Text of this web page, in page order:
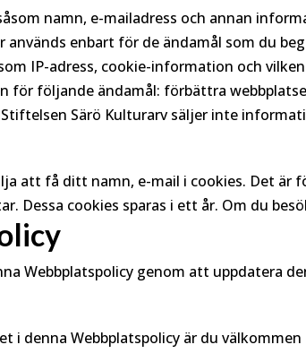
namn, e-mailadress och annan
enbart för de ändamål som du
IP-adress, cookie-information och
för följande ändamål: förbättra
Särö Kulturarv säljer inte
att få ditt namn, e-mail i cookies. Det
Dessa cookies sparas i ett år. Om du
Webbplatspolicy genom att uppdatera
i denna Webbplatspolicy är du